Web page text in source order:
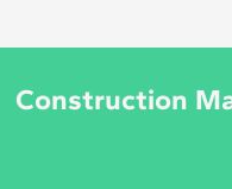
Construction